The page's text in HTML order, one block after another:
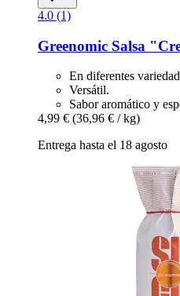
4.0 (1)
Greenomic Salsa
En diferentes
Versátil.
Sabor aromático y
4,99 € (36,96 € / kg)
Entrega hasta el 18 agosto